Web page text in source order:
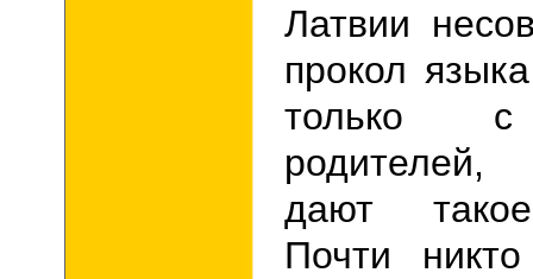
Латвии
прокол
только с
родителей,
дают
Почти